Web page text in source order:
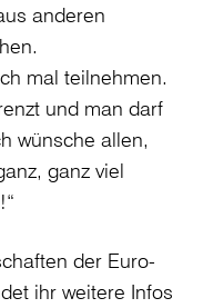
anderen
mal teilnehmen.
und man darf
wünsche allen,
ganz viel
der Euro-
ihr weitere Infos